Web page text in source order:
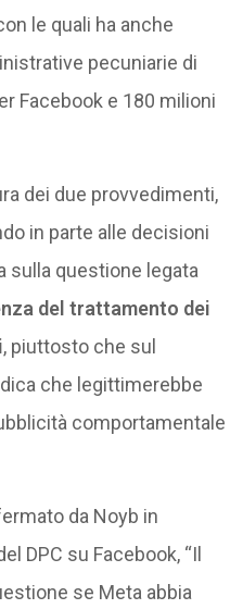
le quali ha anche
pecuniarie di
Facebook e 180 milioni
dei due provvedimenti,
in parte alle decisioni
sulla questione legata
del trattamento dei
, piuttosto che sul
che legittimerebbe
comportamentale
da Noyb in
DPC su Facebook, “Il
se Meta abbia